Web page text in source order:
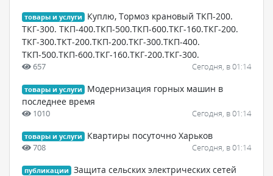
товары и услуги
Куплю, Тормоз крановый ТКП-200.
ТКГ-300. ТКП-400.ТКП-500.ТКП-600.ТКГ-160.ТКГ-200.
ТКГ-300.ТКТ-200.ТКП-200.ТКГ-300.ТКП-400.
ТКП-500.ТКП-600.ТКГ-160.ТКГ-200.ТКГ-300.
657 Сегодня, в 01:14
товары и услуги
Модернизация горных машин в
последнее время
1010 Сегодня, в 01:14
товары и услуги Квартиры посуточно Харьков
708 Сегодня, в 01:14
публикации
Защита сельских электрических сетей